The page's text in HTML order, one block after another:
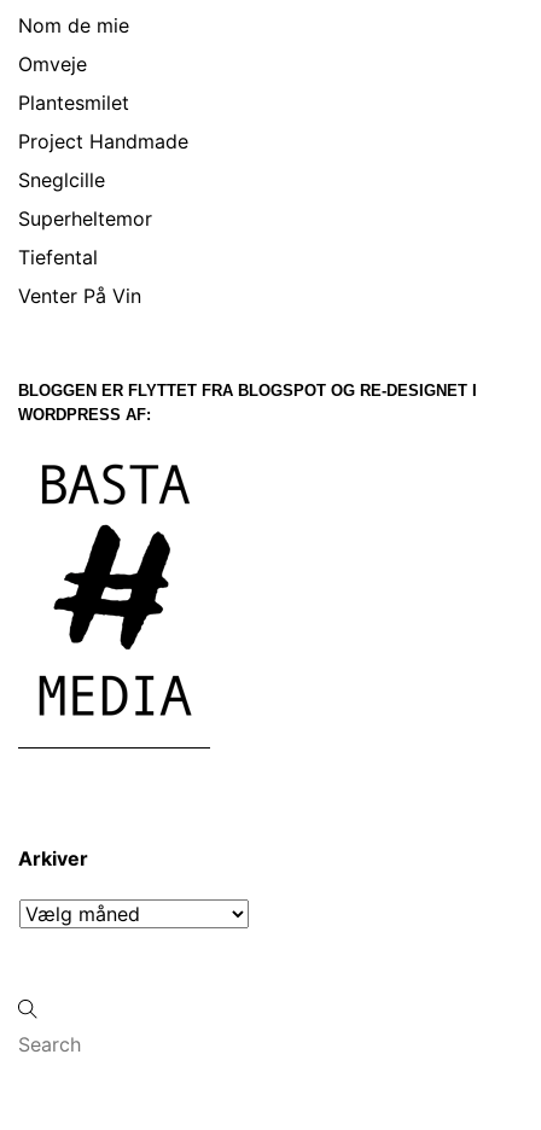
Nom de mie
Omveje
Plantesmilet
Project Handmade
Sneglcille
Superheltemor
Tiefental
Venter På Vin
BLOGGEN ER FLYTTET FRA BLOGSPOT OG RE-DESIGNET I
WORDPRESS AF:
Arkiver
Arkiver